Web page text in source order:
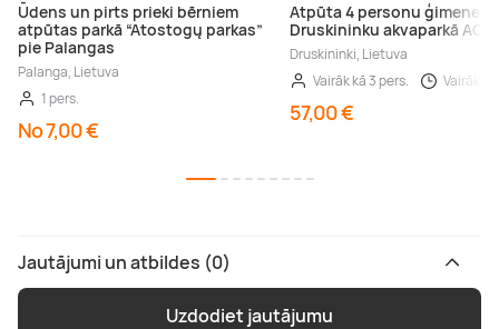
Ūdens un pirts prieki bērniem
atpūtas parkā “Atostogų parkas”
pie Palangas
Palanga, Lietuva
1 pers.
No 7,00 €
Atpūta 4 personu ģimenei
Druskininku akvaparkā
Druskininki, Lietuva
Vairāk kā 3 pers.
Vairāk
57,00 €
Jautājumi un atbildes (0)
Uzdodiet jautājumu